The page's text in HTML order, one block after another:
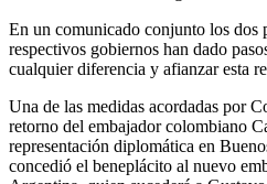
En un comunicado conjunto los dos
respectivos gobiernos han dado
cualquier diferencia y afianzar esta
Una de las medidas acordadas por
retorno del embajador colombiano
representación diplomática en
concedió el beneplácito al nuevo